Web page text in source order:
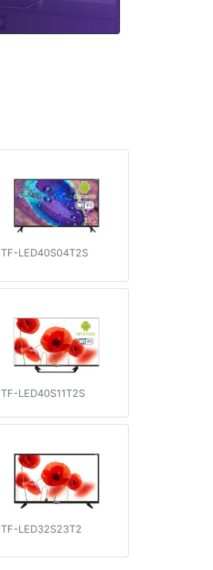
TF-LED40S04T2S
TF-LED40S11T2S
TF-LED32S23T2